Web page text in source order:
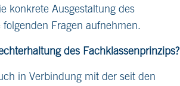
konkrete Ausgestaltung des
Fragen aufnehmen.
des Fachklassenprinzips?
in Verbindung mit der seit den